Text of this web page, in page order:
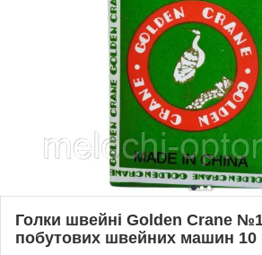
Голки швейні Golden Crane
побутових швейних машин 10